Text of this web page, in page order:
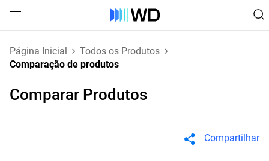
Página Inicial
Todos os Produtos
Comparação de produtos
Comparar Produtos
Compartilhar